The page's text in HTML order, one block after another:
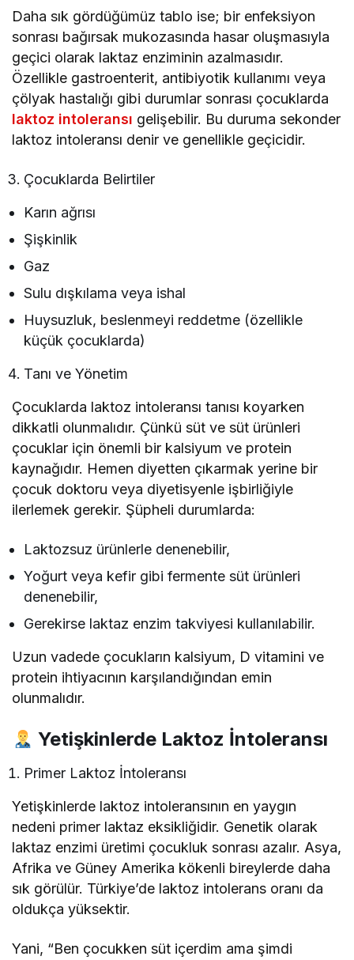
Daha sık gördüğümüz tablo ise; bir enfeksiyon
sonrası bağırsak mukozasında hasar oluşmasıyla
geçici olarak laktaz enziminin azalmasıdır.
Özellikle gastroenterit, antibiyotik kullanımı veya
çölyak hastalığı gibi durumlar sonrası çocuklarda
laktoz intoleransı gelişebilir. Bu duruma sekonder
laktoz intoleransı denir ve genellikle geçicidir.
Çocuklarda Belirtiler
Karın ağrısı
Şişkinlik
Gaz
Sulu dışkılama veya ishal
Huysuzluk, beslenmeyi reddetme (özellikle
küçük çocuklarda)
Tanı ve Yönetim
Çocuklarda laktoz intoleransı tanısı koyarken
dikkatli olunmalıdır. Çünkü süt ve süt ürünleri
çocuklar için önemli bir kalsiyum ve protein
kaynağıdır. Hemen diyetten çıkarmak yerine bir
çocuk doktoru veya diyetisyenle işbirliğiyle
ilerlemek gerekir. Şüpheli durumlarda:
Laktozsuz ürünlerle denenebilir,
Yoğurt veya kefir gibi fermente süt ürünleri
denenebilir,
Gerekirse laktaz enzim takviyesi kullanılabilir.
Uzun vadede çocukların kalsiyum, D vitamini ve
protein ihtiyacının karşılandığından emin
olunmalıdır.
Yetişkinlerde Laktoz İntoleransı
Primer Laktoz İntoleransı
Yetişkinlerde laktoz intoleransının en yaygın
nedeni primer laktaz eksikliğidir. Genetik olarak
laktaz enzimi üretimi çocukluk sonrası azalır. Asya,
Afrika ve Güney Amerika kökenli bireylerde daha
sık görülür. Türkiye’de laktoz intolerans oranı da
oldukça yüksektir.
Yani, “Ben çocukken süt içerdim ama şimdi